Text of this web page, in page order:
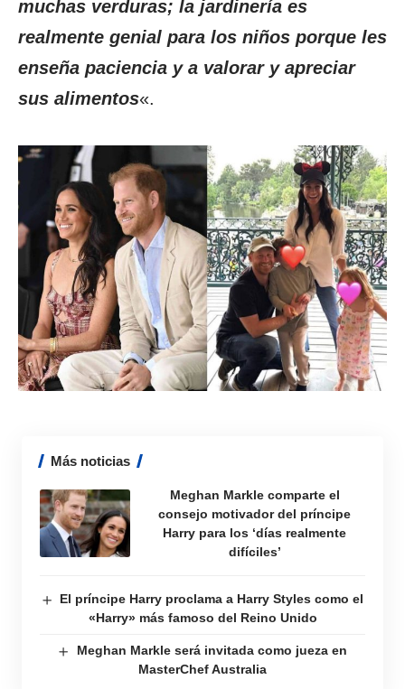
muchas verduras; la jardinería es
realmente genial para los niños porque les
enseña paciencia y a valorar y apreciar
sus alimentos«.
Más noticias
Meghan Markle comparte el
consejo motivador del príncipe
Harry para los ‘días realmente
difíciles’
El príncipe Harry proclama a Harry Styles como el
«Harry» más famoso del Reino Unido
Meghan Markle será invitada como jueza en
MasterChef Australia